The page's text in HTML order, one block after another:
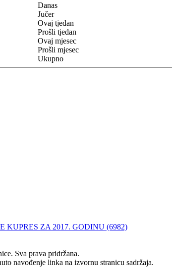
Danas
Jučer
Ovaj tjedan
Prošli tjedan
Ovaj mjesec
Prošli mjesec
Ukupno
ZA 2017. GODINU (6982)
Sva prava pridržana.
navođenje linka na izvornu stranicu sadržaja.